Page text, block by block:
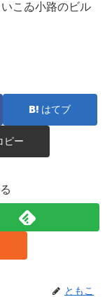
こゐ小路のビル
はてブ
ピー
ともこ